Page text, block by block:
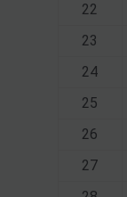
22
23
24
25
26
27